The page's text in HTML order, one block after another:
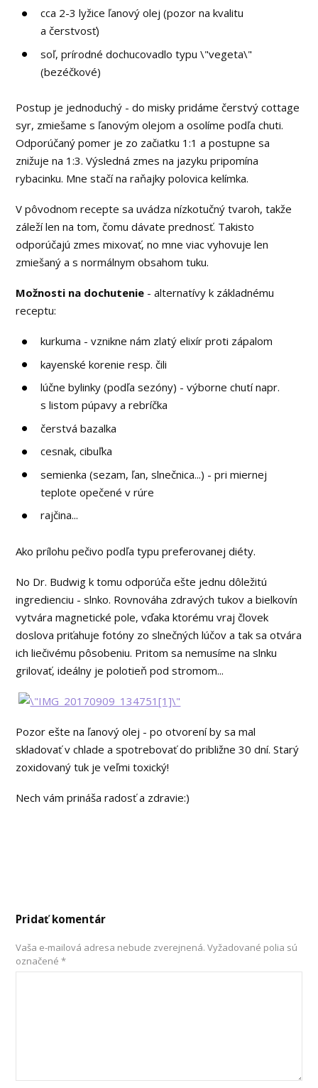
cca 2-3 lyžice ľanový olej (pozor na kvalitu
a čerstvosť)
soľ, prírodné dochucovadlo typu \"vegeta\"
(bezéčkové)
Postup je jednoduchý - do misky pridáme čerstvý cottage
syr, zmiešame s ľanovým olejom a osolíme podľa chuti.
Odporúčaný pomer je zo začiatku 1:1 a postupne sa
znižuje na 1:3. Výsledná zmes na jazyku pripomína
rybacinku. Mne stačí na raňajky polovica kelímka.
V pôvodnom recepte sa uvádza nízkotučný tvaroh, takže
záleží len na tom, čomu dávate prednosť. Takisto
odporúčajú zmes mixovať, no mne viac vyhovuje len
zmiešaný a s normálnym obsahom tuku.
Možnosti na dochutenie - alternatívy k základnému
receptu:
kurkuma - vznikne nám zlatý elixír proti zápalom
kayenské korenie resp. čili
lúčne bylinky (podľa sezóny) - výborne chutí napr.
s listom púpavy a rebríčka
čerstvá bazalka
cesnak, cibuľka
semienka (sezam, ľan, slnečnica...) - pri miernej
teplote opečené v rúre
rajčina...
Ako prílohu pečivo podľa typu preferovanej diéty.
No Dr. Budwig k tomu odporúča ešte jednu dôležitú
ingredienciu - slnko. Rovnováha zdravých tukov a bielkovín
vytvára magnetické pole, vďaka ktorému vraj človek
doslova priťahuje fotóny zo slnečných lúčov a tak sa otvára
ich liečivému pôsobeniu. Pritom sa nemusíme na slnku
grilovať, ideálny je polotieň pod stromom...
Pozor ešte na ľanový olej - po otvorení by sa mal
skladovať v chlade a spotrebovať do približne 30 dní. Starý
zoxidovaný tuk je veľmi toxický!
Nech vám prináša radosť a zdravie:)
Pridať komentár
Vaša e-mailová adresa nebude zverejnená. Vyžadované polia sú
označené*